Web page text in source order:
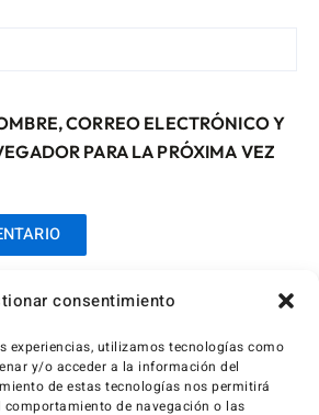
consentimiento
experiencias, utilizamos tecnologías como
y/o acceder a la información del
de estas tecnologías nos permitirá
de navegación o las
CORREO ELECTRÓNICO Y
PARA LA PRÓXIMA VEZ